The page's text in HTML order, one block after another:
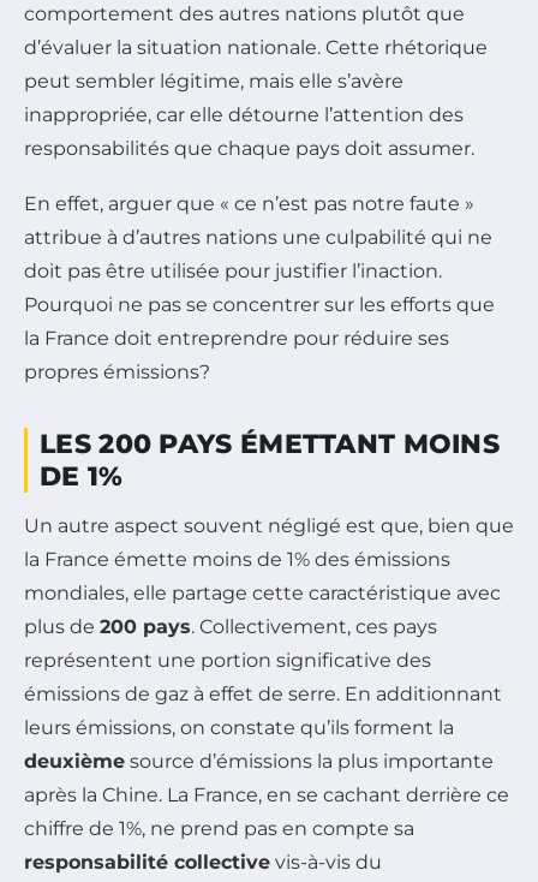
comportement des autres nations plutôt que
d’évaluer la situation nationale. Cette rhétorique
peut sembler légitime, mais elle s’avère
inappropriée, car elle détourne l’attention des
responsabilités que chaque pays doit assumer.
En effet, arguer que « ce n’est pas notre faute »
attribue à d’autres nations une culpabilité qui ne
doit pas être utilisée pour justifier l’inaction.
Pourquoi ne pas se concentrer sur les efforts que
la France doit entreprendre pour réduire ses
propres émissions?
LES 200 PAYS ÉMETTANT MOINS
DE 1%
Un autre aspect souvent négligé est que, bien que
la France émette moins de 1% des émissions
mondiales, elle partage cette caractéristique avec
plus de 200 pays. Collectivement, ces pays
représentent une portion significative des
émissions de gaz à effet de serre. En additionnant
leurs émissions, on constate qu’ils forment la
deuxième source d’émissions la plus importante
après la Chine. La France, en se cachant derrière ce
chiffre de 1%, ne prend pas en compte sa
responsabilité collective vis-à-vis du